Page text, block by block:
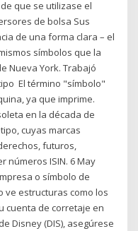
que se utilizase el
de bolsa Sus
de una forma clara – el
símbolos que la
Nueva York. Trabajó
El término "símbolo"
ya que imprime.
en la década de
cuyas marcas
futuros,
números ISIN. 6 May
o símbolo de
ve estructuras como los
cuenta de corretaje en
Disney (DIS), asegúrese